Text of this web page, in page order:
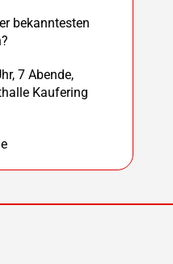
bekanntesten
7 Abende,
Kaufering